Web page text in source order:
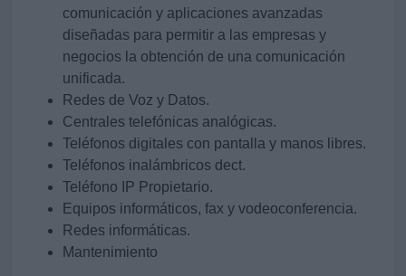
comunicación y aplicaciones avanzadas
diseñadas para permitir a las empresas y
negocios la obtención de una comunicación
unificada.
Redes de Voz y Datos.
Centrales telefónicas analógicas.
Teléfonos digitales con pantalla y manos libres.
Teléfonos inalámbricos dect.
Teléfono IP Propietario.
Equipos informáticos, fax y vodeoconferencia.
Redes informáticas.
Mantenimiento